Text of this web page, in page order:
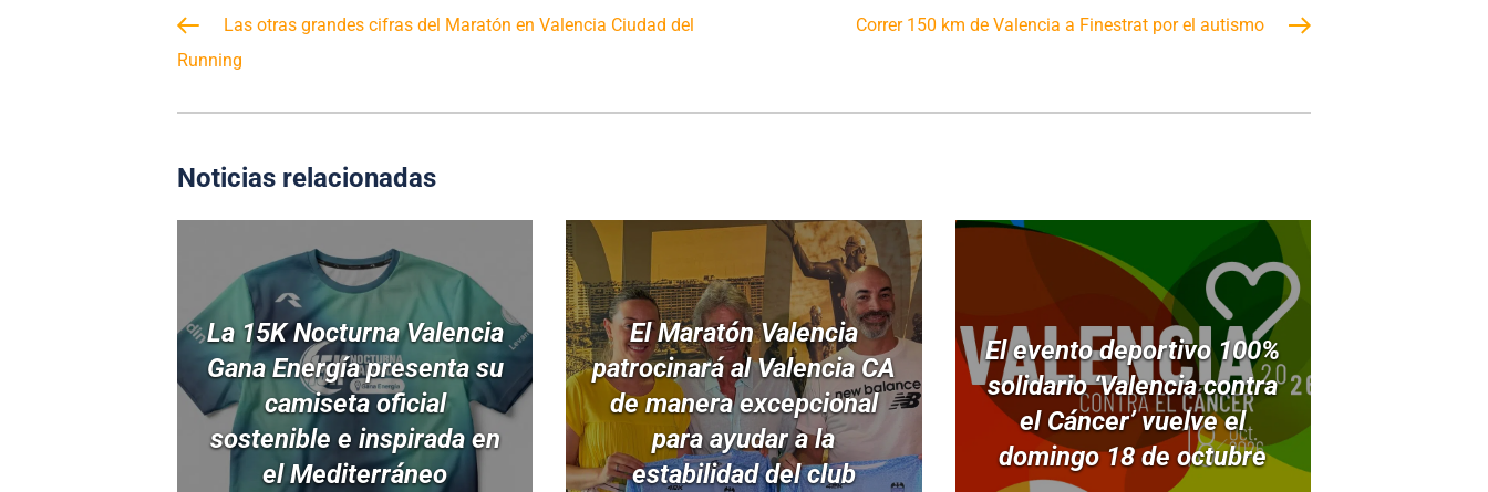
Las otras grandes cifras del Maratón en Valencia Ciudad del
Running
Correr 150 km de Valencia a Finestrat por el autismo
Noticias relacionadas
La 15K Nocturna Valencia
Gana Energía presenta su
camiseta oficial
sostenible e inspirada en
el Mediterráneo
El Maratón Valencia
patrocinará al Valencia CA
de manera excepcional
para ayudar a la
estabilidad del club
El evento deportivo 100%
solidario ‘Valencia contra
el Cáncer’ vuelve el
domingo 18 de octubre